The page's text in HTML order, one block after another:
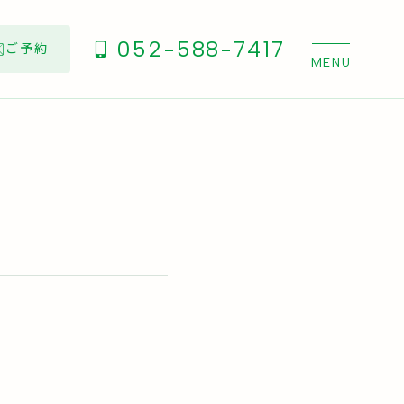
ご予約 052-588-7417